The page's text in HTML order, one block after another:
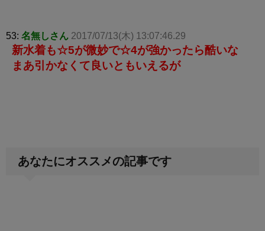
53: 名無しさん 2017/07/13(木) 13:07:46.29
新水着も☆5が微妙で☆4が強かったら酷いな
まあ引かなくて良いともいえるが
あなたにオススメの記事です